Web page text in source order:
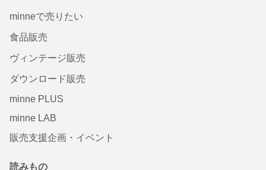
minneで売りたい
食品販売
ヴィンテージ販売
ダウンロード販売
minne PLUS
minne LAB
販売支援企画・イベント
読みもの